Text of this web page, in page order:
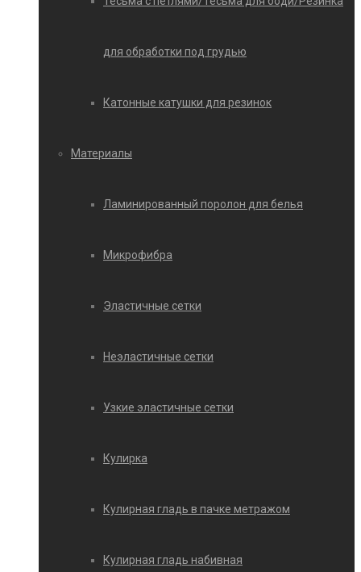
для обработки под грудью
Катонные катушки для резинок
Материалы
Ламинированный поролон для белья
Микрофибра
Эластичные сетки
Неэластичные сетки
Узкие эластичные сетки
Кулирка
Кулирная гладь в пачке метражом
Кулирная гладь набивная